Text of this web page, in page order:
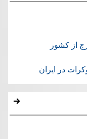
از کشور
در ایران